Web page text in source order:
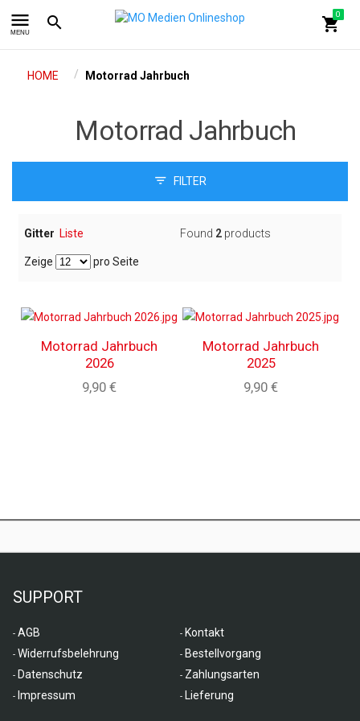
menu
MENU
search shopping_cart
0
HOME / Motorrad Jahrbuch
Motorrad Jahrbuch
FILTER
Gitter Liste Found 2 products
Zeige pro Seite
Motorrad Jahrbuch
2026
9,90 €
Motorrad Jahrbuch
2025
9,90 €
SUPPORT
AGB
Widerrufsbelehrung
Datenschutz
Impressum
Kontakt
Bestellvorgang
Zahlungsarten
Lieferung